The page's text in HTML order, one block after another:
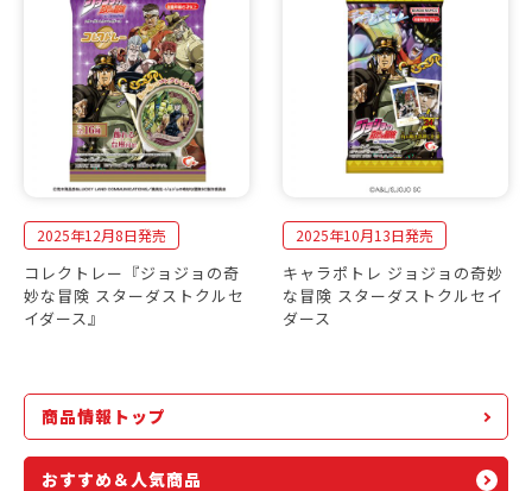
2025年12月8日発売
コレクトレー『ジョジョの奇
妙な冒険 スターダストクルセ
イダース』
2025年10月13日発売
キャラポトレ ジョジョの奇妙
な冒険 スターダストクルセイ
ダース
商品情報トップ
おすすめ＆人気商品